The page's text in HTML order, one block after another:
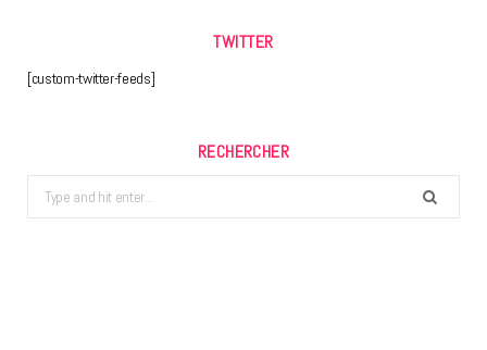
TWITTER
[custom-twitter-feeds]
RECHERCHER
Search
for: